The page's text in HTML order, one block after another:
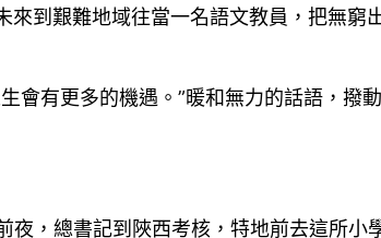
到艱難地域往當一名語文教員，把無窮
會有更多的機遇。”暖和無力的話語，撥
，總書記到陜西考核，特地前去這所小